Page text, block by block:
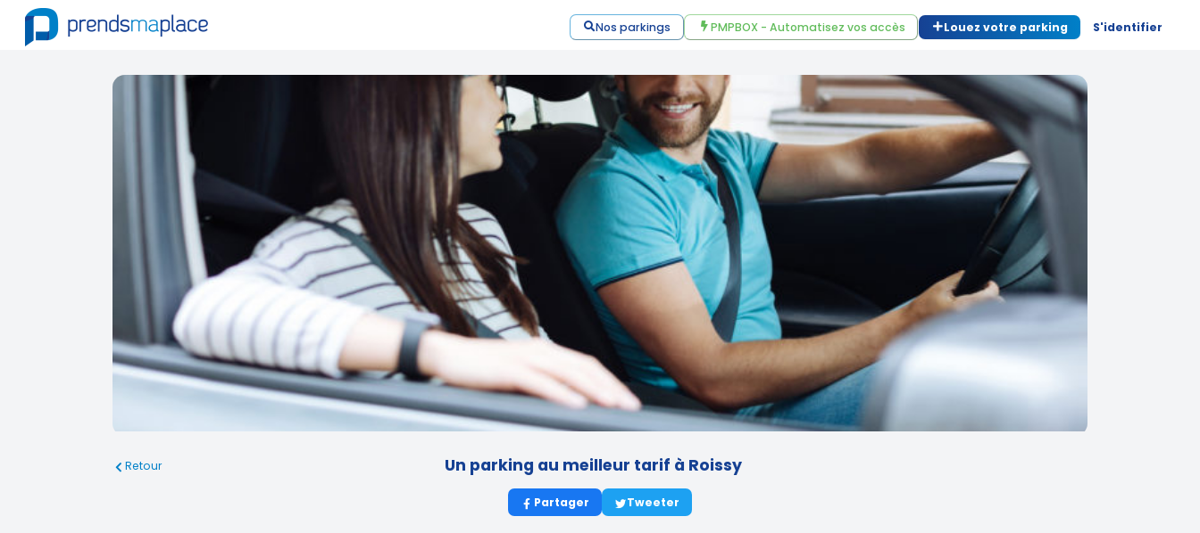
Nos parkings PMPBOX - Automatisez vos accès Louez votre parking S'identifier
Retour Un parking au meilleur tarif à Roissy
Partager Tweeter